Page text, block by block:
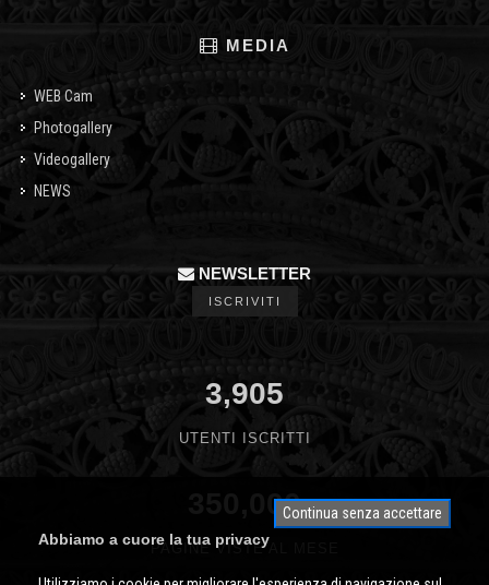
MEDIA
WEB Cam
Photogallery
Videogallery
NEWS
NEWSLETTER
ISCRIVITI
3,905
UTENTI ISCRITTI
350,000
PAGINE VISTE AL MESE
Continua senza accettare
Abbiamo a cuore la tua privacy